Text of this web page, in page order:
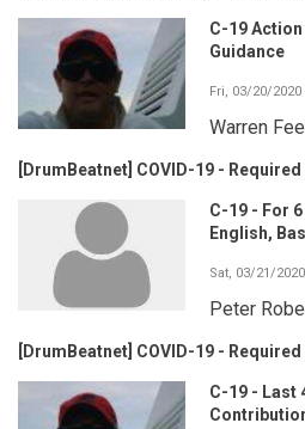
C-19
Guidance
Fri, 03/20/2020
Warren
[DrumBeatnet] COVID-19 -
C-19 - For
English,
Sat, 03/21/
Peter
[DrumBeatnet] COVID-19 -
C-19 - Last